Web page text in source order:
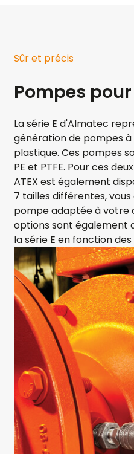
Sûr et précis
Pompes
La série E d'Almatec
génération de pompes
plastique. Ces pompes
PE et PTFE. Pour ces
ATEX est également
7 tailles différentes,
pompe adaptée à votre
options sont également
la série E en fonction des